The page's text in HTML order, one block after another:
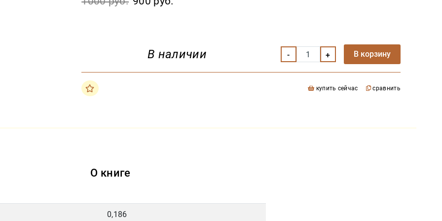
В наличии В корзину
купить сейчас сравнить
О книге
0,186